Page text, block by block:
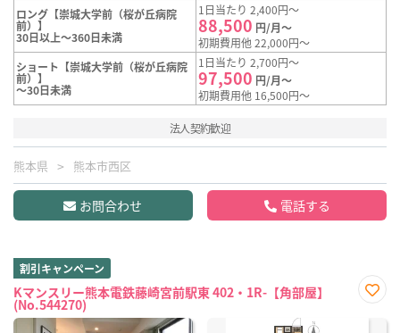
ロング【崇城大学前（桜が丘病院
前）】
30日以上～360日未満
1日当たり 2,400円～
88,500 円/月～
初期費用他 22,000円～
ショート【崇城大学前（桜が丘病院
前）】
～30日未満
1日当たり 2,700円～
97,500 円/月～
初期費用他 16,500円～
法人契約歓迎
熊本県 熊本市西区
お問合わせ 電話する
割引キャンペーン
Kマンスリー熊本電鉄藤崎宮前駅東 402・1R-【角部屋】
(No.544270)
に入